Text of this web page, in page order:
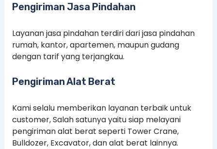
Pengiriman Jasa Pindahan
Layanan jasa pindahan terdiri dari jasa pindahan
rumah, kantor, apartemen, maupun gudang
dengan tarif yang terjangkau.
Pengiriman Alat Berat
Kami selalu memberikan layanan terbaik untuk
customer, Salah satunya yaitu siap melayani
pengiriman alat berat seperti Tower Crane,
Bulldozer, Excavator, dan alat berat lainnya.